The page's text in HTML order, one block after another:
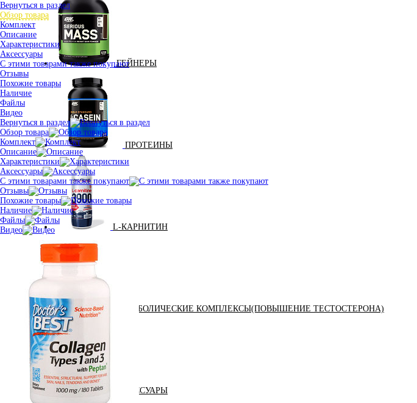
ГЕЙНЕРЫ
ПРОТЕИНЫ
L-КАРНИТИН
АНАБОЛИЧЕСКИЕ КОМПЛЕКСЫ(ПОВЫШЕНИЕ ТЕСТОСТЕРОНА)
АКСЕССУАРЫ
Вернуться в раздел
Обзор товара
Комплект
Описание
Характеристики
Аксессуары
С этими товарами также покупают
Отзывы
Похожие товары
Наличие
Файлы
Видео
Вернуться в раздел
Обзор товара
Комплект
Описание
Характеристики
Аксессуары
С этими товарами также покупают
Отзывы
Похожие товары
Наличие
Файлы
Видео